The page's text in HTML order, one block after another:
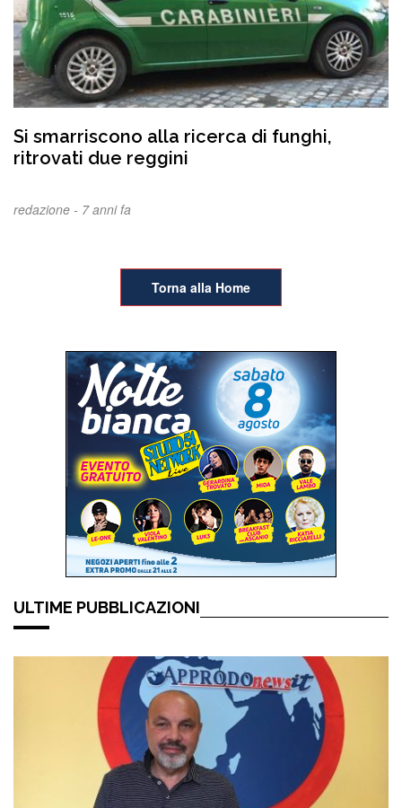
Si smarriscono alla ricerca di funghi,
ritrovati due reggini
redazione - 7 anni fa
Torna alla Home
ULTIME PUBBLICAZIONI